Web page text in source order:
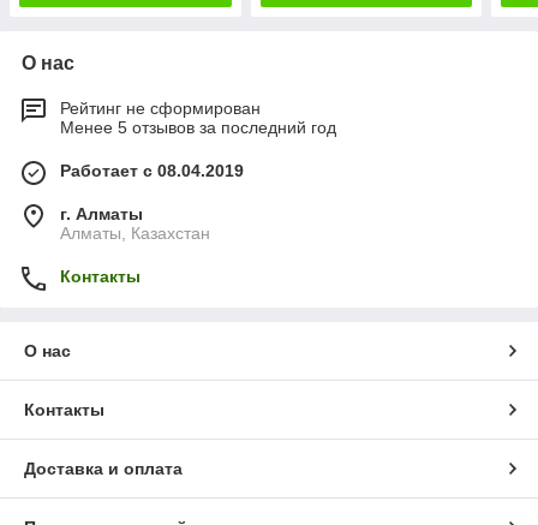
О нас
Рейтинг не сформирован
Менее 5 отзывов за последний год
Работает с 08.04.2019
г. Алматы
Алматы, Казахстан
Контакты
О нас
Контакты
Доставка и оплата